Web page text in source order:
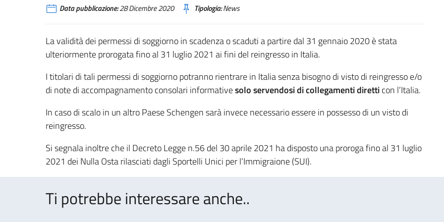
Data pubblicazione:28 Dicembre 2020 Tipologia:News
La validità dei permessi di soggiorno in scadenza o scaduti a partire dal 31 gennaio 2020 è stata
ulteriormente prorogata fino al 31 luglio 2021 ai fini del reingresso in Italia.
I titolari di tali permessi di soggiorno potranno rientrare in Italia senza bisogno di visto di reingresso e/o
di note di accompagnamento consolari informativesolo servendosi di collegamenti diretticon l’Italia.
In caso di scalo in un altro Paese Schengen sarà invece necessario essere in possesso di un visto di
reingresso.
Si segnala inoltre che il Decreto Legge n.56 del 30 aprile 2021 ha disposto una proroga fino al 31 luglio
2021 dei Nulla Osta rilasciati dagli Sportelli Unici per l’Immigraione (SUI).
Ti potrebbe interessare anche..